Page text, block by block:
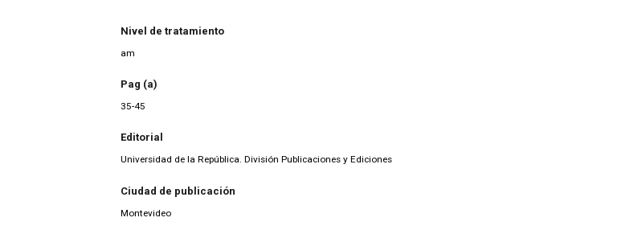
Nivel de tratamiento
am
Pag (a)
35-45
Editorial
Universidad de la República. División Publicaciones y Ediciones
Ciudad de publicación
Montevideo